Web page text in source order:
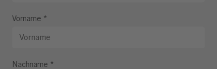
Vorname *
Nachname *